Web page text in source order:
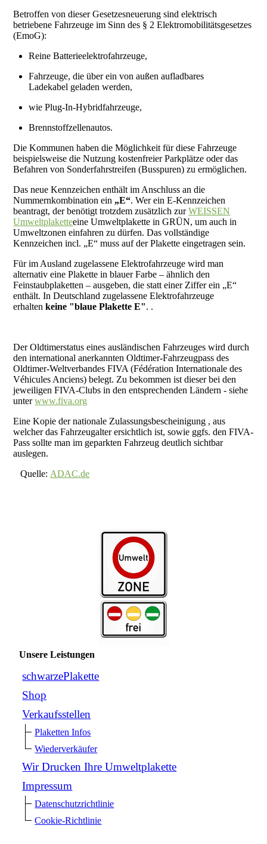
Betroffen von dieser Gesetzesneuerung sind elektrisch
betriebene Fahrzeuge im Sinn des § 2 Elektromobilitätsgesetzes
(EmoG):
Reine Batterieelektrofahrzeuge,
Fahrzeuge, die über ein von außen aufladbares
Ladekabel geladen werden,
wie Plug-In-Hybridfahrzeuge,
Brennstoffzellenautos.
Die Kommunen haben die Möglichkeit für diese Fahrzeuge
beispielsweise die Nutzung kostenfreier Parkplätze oder das
Befahren von Sonderfahrstreifen (Busspuren) zu ermöglichen.
Das neue Kennzeichen enthält im Anschluss an die
Nummernkombination ein „E“. Wer ein E-Kennzeichen
beantragt, der benötigt trotzdem zusätzlich zurWEISSEN
Umweltplaketteeine Umweltplakette in GRÜN, um auch in
Umweltzonen einfahren zu dürfen. Das vollständige
Kennzeichen incl. „E“ muss auf der Plakette eingetragen sein.
Für im Ausland zugelassene Elektrofahrzeuge wird man
alternativ eine Plakette in blauer Farbe – ähnlich den
Feinstaubplaketten – ausgeben, die statt einer Ziffer ein „E“
enthält. In Deutschland zugelassene Elektrofahrzeuge
erhaltenkeine "blaue Plakette E". .
Der Oldtimerstatus eines ausländischen Fahrzeuges wird durch
den international anerkannten Oldtimer-Fahrzeugpass des
Oldtimer-Weltverbandes FIVA (Fédération Internationale des
Véhicules Anciens) belegt. Zu bekommen ist dieser bei den
jeweiligen FIVA-Clubs in den entsprechenden Ländern - siehe
unterwww.fiva.org
Eine Kopie der nationale Zulassungsbescheinigung , aus
welcher das Fahrzeugalter ersichtlich ist, sowie ggfs. den FIVA-
Pass sollte man im geparkten Fahrzeug deutlich sichtbar
auslegen.
Quelle: ADAC.de
Unsere Leistungen
schwarzePlakette
Shop
Verkaufsstellen
Plaketten Infos
Wiederverkäufer
Wir Drucken Ihre Umweltplakette
Impressum
Datenschutzrichtlinie
Cookie-Richtlinie